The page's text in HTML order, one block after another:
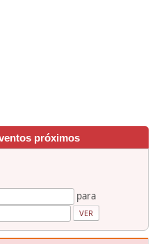
próximos
para